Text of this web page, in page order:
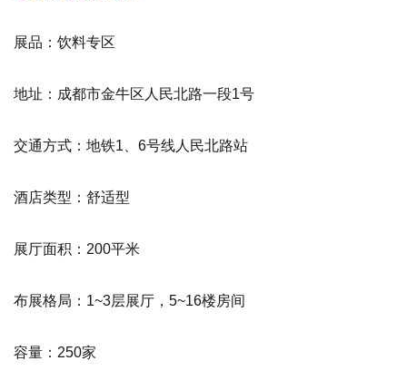
展品 ：饮料专区
地址：成都市金牛区人民北路一段1号
交通方式：地铁1、6号线人民北路站
酒店类型：舒适型
展厅面积：200平米
布展格局：1~3层展厅，5~16楼房间
容量：250家